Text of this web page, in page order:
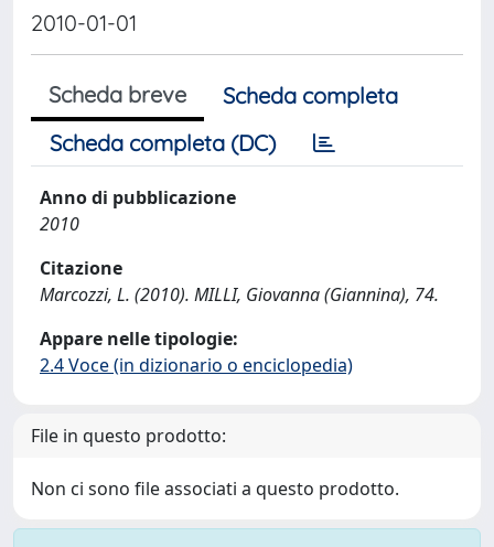
2010-01-01
Scheda breve
Scheda completa
Scheda completa (DC)
Anno di pubblicazione
2010
Citazione
Marcozzi, L. (2010). MILLI, Giovanna (Giannina), 74.
Appare nelle tipologie:
2.4 Voce (in dizionario o enciclopedia)
File in questo prodotto:
Non ci sono file associati a questo prodotto.